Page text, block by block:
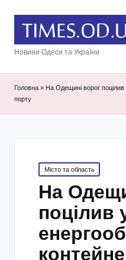
Новини Одеси та України
Головна » На Одещині ворог поцілив
порту
Posted
in
Місто та область
На
поцілив